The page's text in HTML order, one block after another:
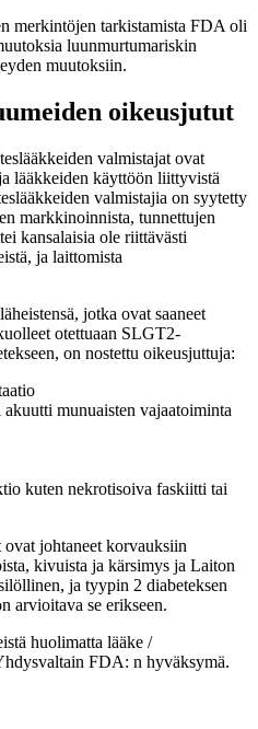
merkintöjen tarkistamista FDA oli
luunmurtumariskin
muutoksiin.
oikeusjutut
valmistajat ovat
lääkkeiden käyttöön liittyvistä
valmistajia on syytetty
markkinoinnista, tunnettujen
kansalaisia ole riittävästi
ja laittomista
jotka ovat saaneet
otettuaan SLGT2-
on nostettu oikeusjuttuja:
munuaisten vajaatoiminta
kuten nekrotisoiva faskiitti tai
ovat johtaneet korvauksiin
kivuista ja kärsimys ja Laiton
ja tyypin 2 diabeteksen
arvioitava se erikseen.
huolimatta lääke /
FDA: n hyväksymä.